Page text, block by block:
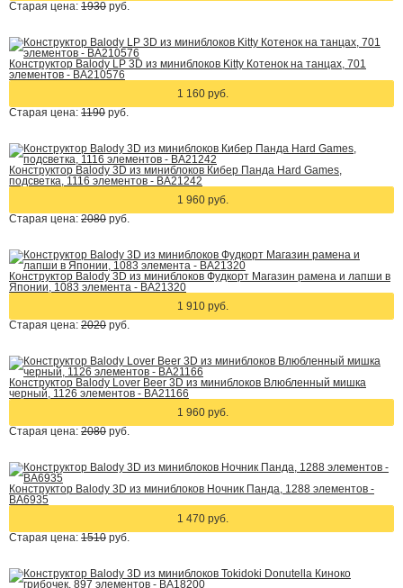
Старая цена: 1930 руб.
Конструктор Balody LP 3D из миниблоков Kitty Котенок на танцах, 701
элементов - BA210576
1 160 руб.
Старая цена: 1190 руб.
Конструктор Balody 3D из миниблоков Кибер Панда Hard Games,
подсветка, 1116 элементов - BA21242
1 960 руб.
Старая цена: 2080 руб.
Конструктор Balody 3D из миниблоков Фудкорт Магазин рамена и лапши в
Японии, 1083 элемента - BA21320
1 910 руб.
Старая цена: 2020 руб.
Конструктор Balody Lover Beer 3D из миниблоков Влюбленный мишка
черный, 1126 элементов - BA21166
1 960 руб.
Старая цена: 2080 руб.
Конструктор Balody 3D из миниблоков Ночник Панда, 1288 элементов -
BA6935
1 470 руб.
Старая цена: 1510 руб.